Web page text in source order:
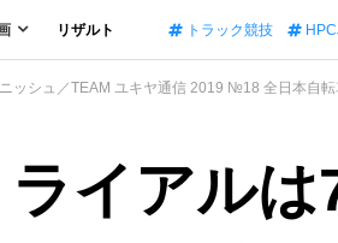
リザルト トラック競技
ッシュ／TEAM ユキヤ通信 2019 №18 全日本自
イアル